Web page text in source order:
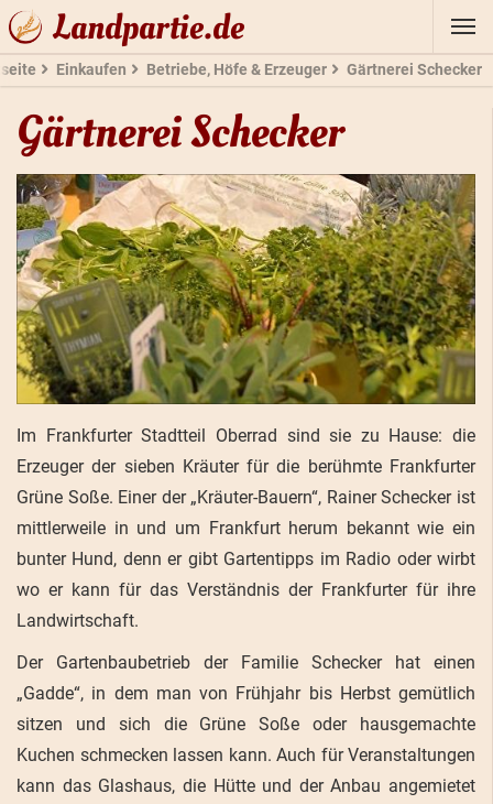
Landpartie.de
Einkaufen Betriebe, Höfe & Erzeuger Gärtnerei Schecker
Gärtnerei Schecker
Im Frankfurter Stadtteil Oberrad sind sie zu Hause: die
Erzeuger der sieben Kräuter für die berühmte Frankfurter
Grüne Soße. Einer der „Kräuter-Bauern“, Rainer Schecker ist
mittlerweile in und um Frankfurt herum bekannt wie ein
bunter Hund, denn er gibt Gartentipps im Radio oder wirbt
wo er kann für das Verständnis der Frankfurter für ihre
Landwirtschaft.
Der Gartenbaubetrieb der Familie Schecker hat einen
„Gadde“, in dem man von Frühjahr bis Herbst gemütlich
sitzen und sich die Grüne Soße oder hausgemachte
Kuchen schmecken lassen kann. Auch für Veranstaltungen
kann das Glashaus, die Hütte und der Anbau angemietet